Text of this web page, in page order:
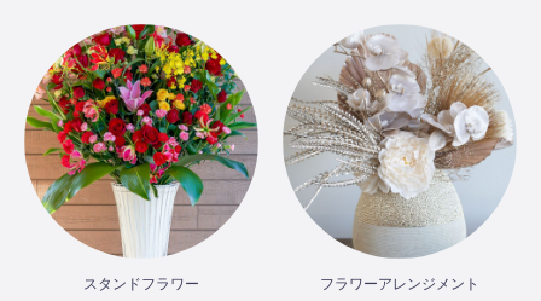
スタンドフラワー フラワーアレンジメント